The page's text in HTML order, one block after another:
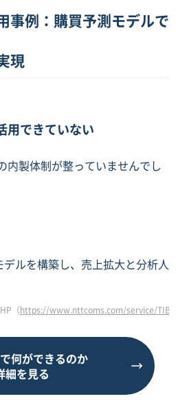
例：購買予測モデルで
現
用できていない
内製体制が整っていませんでし
ルを構築し、売上拡大と分析人
（https://www.nttcoms.com/service/
何ができるのか
細を見る